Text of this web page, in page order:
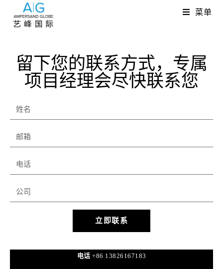
菜单
留下您的联系方式，专属
项目经理会尽快联系您
立即联系
电话 +86 13826167183